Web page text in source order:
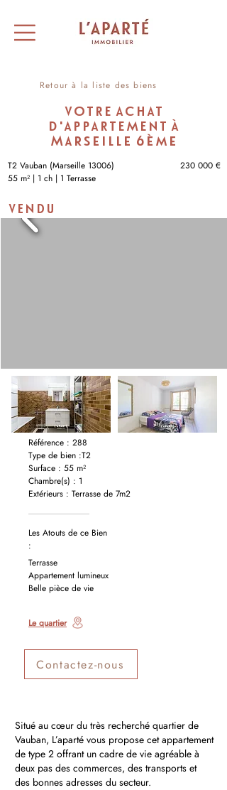
Retour à la liste des biens
VOTRE ACHAT
D'APPARTEMENT À
Marseille 6ème
T2 Vauban (Marseille 13006)
55 m² | 1 ch | 1 Terrasse
230 000 €
VENDU
Référence : 288
Type de bien :T2
Surface : 55 m²
Chambre(s) : 1
Extérieurs : Terrasse de 7m2
Les Atouts de ce Bien
:
Terrasse
Appartement lumineux
Belle pièce de vie
Le quartier
Contactez-nous
Situé au cœur du très recherché quartier de
Vauban, L’aparté vous propose cet appartement
de type 2 offrant un cadre de vie agréable à
deux pas des commerces, des transports et
des bonnes adresses du secteur.